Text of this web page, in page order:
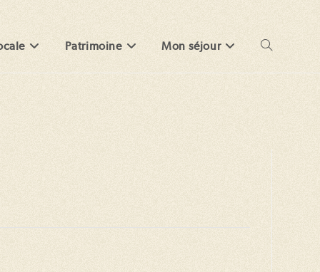
Patrimoine Mon séjour Toggle
search